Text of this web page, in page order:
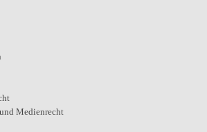
Medienrecht